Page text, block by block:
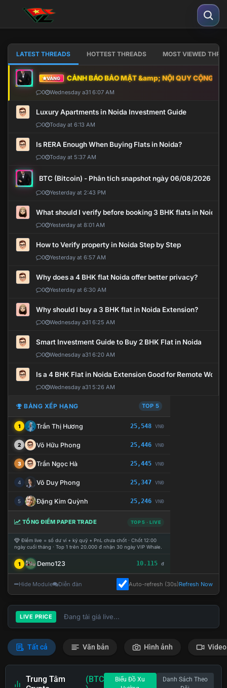
LATEST THREADS HOTTEST THREADS MOST VIEWED
VÀNG CẢNH BÁO BẢO MẬT &amp; NỘI QUY CỘNG
0 Wednesday a31 6:07 AM
Luxury Apartments in Noida Investment Guide
0 Today at 6:13 AM
Is RERA Enough When Buying Flats in Noida?
0 Today at 5:37 AM
BTC (Bitcoin) - Phân tích snapshot ngày 06/08/2026
0 Yesterday at 2:43 PM
What should I verify before booking 3 BHK flats in Noida?
0 Yesterday at 8:01 AM
How to Verify property in Noida Step by Step
0 Yesterday at 6:57 AM
Why does a 4 BHK flat Noida offer better privacy?
0 Yesterday at 6:30 AM
Why should I buy a 3 BHK flat in Noida Extension?
0 Wednesday a31 6:25 AM
Smart Investment Guide to Buy 2 BHK Flat in Noida
0 Wednesday a31 6:20 AM
Is a 4 BHK Flat in Noida Extension Good for Remote Work?
0 Wednesday a31 5:26 AM
BẢNG XẾP HẠNG TOP 5
1 Trần Thị Hương 25,548 VNĐ
2 Võ Hữu Phong 25,446 VNĐ
3 Trần Ngọc Hà 25,445 VNĐ
4 Võ Duy Phong 25,347 VNĐ
5 Đặng Kim Quỳnh 25,246 VNĐ
TỔNG ĐIỂM PAPER TRADE TOP 5 · LIVE
Điểm live = số dư ví + ký quỹ + PnL chưa chốt · Chốt 12:00
ngày cuối tháng · Top 1 trên 20.000 đ nhận 30 ngày VIP Whale.
1 Demo123 10.115 đ
Hide Module Diễn đàn Auto-refresh (30s)Refresh Now
LIVE PRICE Đang tải giá live...
Tất cả Văn bản Hình ảnh Video
Trung Tâm
(BTC
Biểu Đồ Xu
Danh Sách Theo